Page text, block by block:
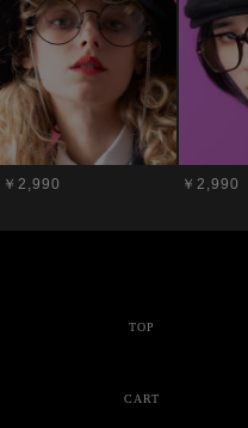
￥2,990 ￥2,990
TOP
CART